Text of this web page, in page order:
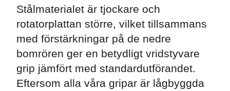
Stålmaterialet är tjockare och
rotatorplattan större, vilket tillsammans
med förstärkningar på de nedre
bomrören ger en betydligt vridstyvare
grip jämfört med standardutförandet.
Eftersom alla våra gripar är lågbyggda